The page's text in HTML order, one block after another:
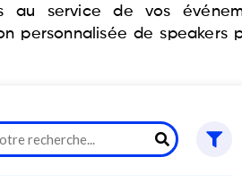
au service de vos
personnalisée de speakers